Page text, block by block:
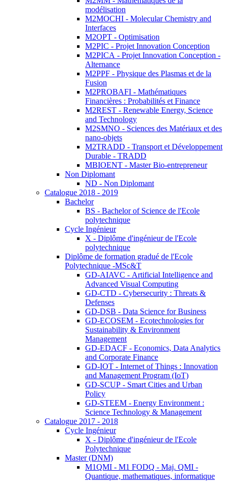
modélisation
M2MOCHI - Molecular Chemistry and
Interfaces
M2OPT - Optimisation
M2PIC - Projet Innovation Conception
M2PICA - Projet Innovation Conception -
Alternance
M2PPF - Physique des Plasmas et de la
Fusion
M2PROBAFI - Mathématiques
Financières : Probabilités et Finance
M2REST - Renewable Energy, Science
and Technology
M2SMNO - Sciences des Matériaux et des
nano-objets
M2TRADD - Transport et Développement
Durable - TRADD
MBIOENT - Master Bio-entrepreneur
Non Diplomant
ND - Non Diplomant
Catalogue 2018 - 2019
Bachelor
BS - Bachelor of Science de l'Ecole
polytechnique
Cycle Ingénieur
X - Diplôme d'ingénieur de l'Ecole
polytechnique
Diplôme de formation gradué de l'Ecole
Polytechnique -MSc&T
GD-AIAVC - Artificial Intelligence and
Advanced Visual Computing
GD-CTD - Cybersecurity : Threats &
Defenses
GD-DSB - Data Science for Business
GD-ECOSEM - Ecotechnologies for
Sustainability & Environment
Management
GD-EDACF - Economics, Data Analytics
and Corporate Finance
GD-IOT - Internet of Things : Innovation
and Management Program (IoT)
GD-SCUP - Smart Cities and Urban
Policy
GD-STEEM - Energy Environment :
Science Technology & Management
Catalogue 2017 - 2018
Cycle Ingénieur
X - Diplôme d'ingénieur de l'Ecole
Polytechnique
Master (DNM)
M1QMI - M1 FODQ - Maj. QMI -
Quantique, mathematiques, informatique